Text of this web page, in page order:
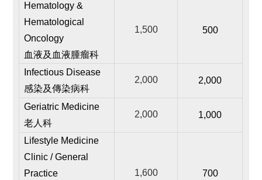
Hematology &
Hematological
Oncology
血液及血液腫瘤科
1,500 500
Infectious Disease
感染及傳染病科
2,000 2,000
Geriatric Medicine
老人科
2,000 1,000
Lifestyle Medicine
Clinic / General
Practice
1,600 700